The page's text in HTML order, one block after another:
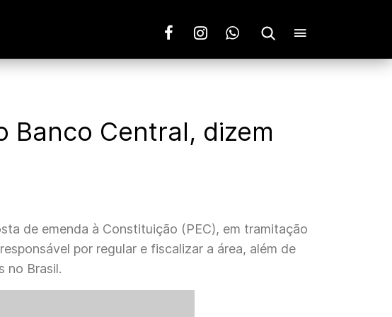
Banco Central, dizem
de emenda à Constituição (PEC), em tramitação
por regular e fiscalizar a área, além de
no Brasil.